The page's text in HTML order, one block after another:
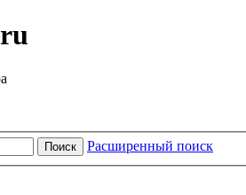
Поиск Расширенный поиск